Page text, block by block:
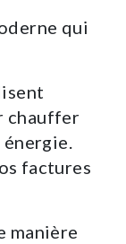
qui
chauffer
énergie.
factures
manière